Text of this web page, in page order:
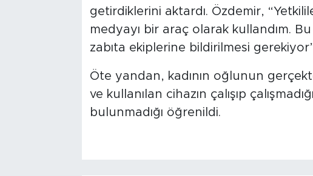
getirdiklerini aktardı. Özdemir,
medyayı bir araç olarak kullandım.
zabıta ekiplerine bildirilmesi
Öte yandan, kadının oğlunun
ve kullanılan cihazın çalışıp
bulunmadığı öğrenildi.